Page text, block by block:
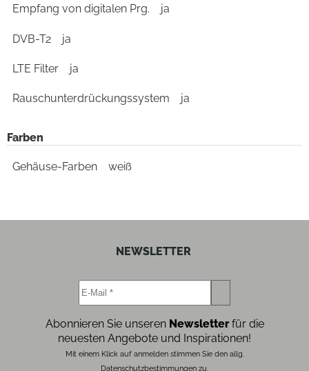
Empfang von digitalen Prg. ja
DVB-T2 ja
LTE Filter ja
Rauschunterdrückungssystem ja
Farben
Gehäuse-Farben weiß
NEWSLETTER
Abonnieren Sie unseren Newsletterfür die
neuesten Angebote und Inspirationen!
Mit einem Klick auf anmelden stimmen Sie den allg.
Datenschutzbestimmungen zu.